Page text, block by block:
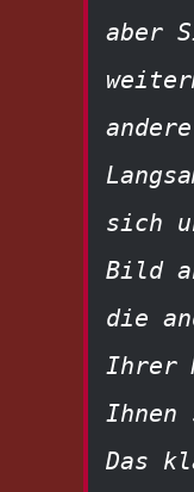
aber
sich
Bild
die
Ihrer
Ihnen
Das